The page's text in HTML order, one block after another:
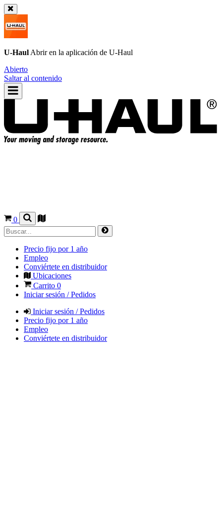
U-Haul Abrir en la aplicación de U-Haul
Abierto
Saltar al contenido
0
Precio fijo por 1 año
Empleo
Conviértete en distribuidor
Ubicaciones
Carrito 0
Iniciar sesión / Pedidos
Iniciar sesión / Pedidos
Precio fijo por 1 año
Empleo
Conviértete en distribuidor